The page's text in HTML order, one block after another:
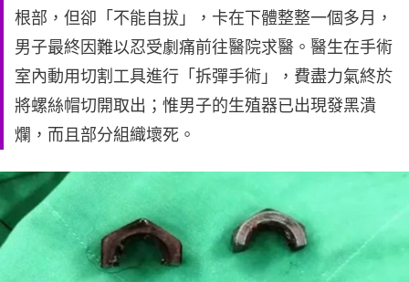
根部，但卻「不能自拔」，卡在下體整整一個多月，
男子最終因難以忍受劇痛前往醫院求醫。醫生在手術
室內動用切割工具進行「拆彈手術」，費盡力氣終於
將螺絲帽切開取出；惟男子的生殖器已出現發黑潰
爛，而且部分組織壞死。